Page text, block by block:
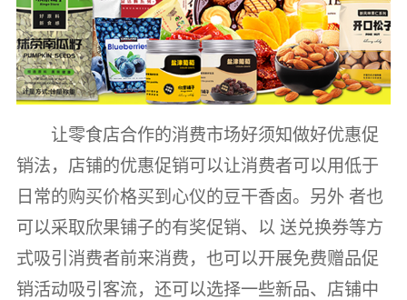
让零食店合作的消费市场好须知做好优惠促
销法，店铺的优惠促销可以让消费者可以用低于
日常的购买价格买到心仪的豆干香卤。另外 者也
可以采取欣果铺子的有奖促销、以 送兑换券等方
式吸引消费者前来消费，也可以开展免费赠品促
销活动吸引客流，还可以选择一些新品、店铺中